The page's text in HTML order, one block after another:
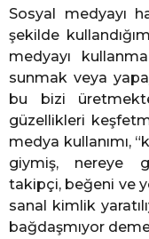
Sosyal medyayı
şekilde
medyayı
sunmak veya
bu bizi
güzellikleri
medya kullanımı,
giymiş, nereye
takipçi, beğeni ve
sanal kimlik
bağdaşmıyor